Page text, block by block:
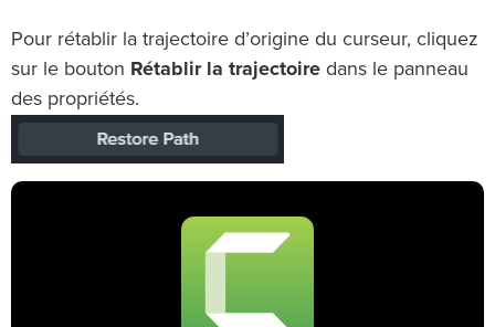
Pour rétablir la trajectoire d’origine du curseur, cliquez
sur le bouton Rétablir la trajectoire dans le panneau
des propriétés.